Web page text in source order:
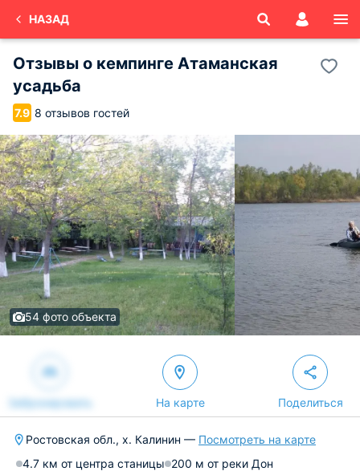
НАЗАД
Отзывы о кемпинге Атаманская
усадьба
7.9 8 отзывов гостей
54 фото объекта
Забронировать На карте Поделиться
Ростовская обл., х. Калинин — Посмотреть на карте
4.7 км от центра станицы 200 м от реки Дон